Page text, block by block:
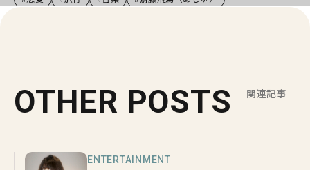
OTHER POSTS 関連記事
ENTERTAINMENT